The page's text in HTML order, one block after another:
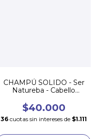
CHAMPÚ SOLIDO - Ser
Natureba - Cabello
$40.000
36 cuotas sin intereses de $1.111